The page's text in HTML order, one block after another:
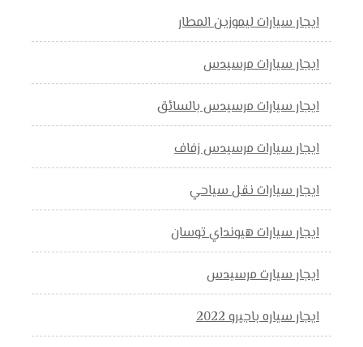
ايجار سيارات ليموزين المطار
ايجار سيارات مرسيدس
ايجار سيارات مرسيدس بالسائق
ايجار سيارات مرسيدس زفاف
ايجار سيارات نقل سياحي
ايجار سيارات هيونداي توسان
ايجار سيارت مرسيدس
ايجار سياره باجيرو 2022